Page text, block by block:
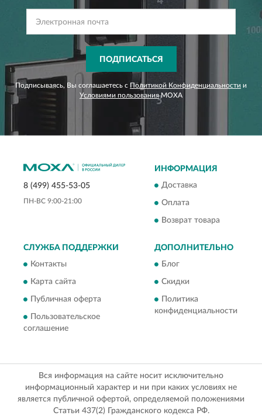
ПОДПИСАТЬСЯ
Подписываясь, Вы соглашаетесь с Политикой Конфиденциальности и
Условиями пользованияMOXA
8 (499) 455-53-05
ПН-ВС 9:00-21:00
ИНФОРМАЦИЯ
Доставка
Оплата
Возврат товара
СЛУЖБА ПОДДЕРЖКИ
Контакты
Карта сайта
Публичная оферта
Пользовательское
соглашение
ДОПОЛНИТЕЛЬНО
Блог
Скидки
Политика
конфиденциальности
Вся информация на сайте носит исключительно
информационный характер и ни при каких условиях не
является публичной офертой, определяемой положениями
Статьи 437(2) Гражданского кодекса РФ.